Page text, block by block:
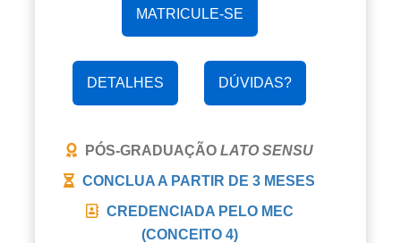
MATRICULE-SE
DETALHES DÚVIDAS?
PÓS-GRADUAÇÃO LATO SENSU
CONCLUA A PARTIR DE 3 MESES
CREDENCIADA PELO MEC
(CONCEITO 4)